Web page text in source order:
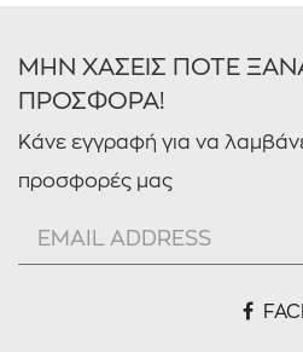
ΜΗΝ ΧΑΣΕΙΣ ΠΟΤΕ
ΠΡΟΣΦΟΡΑ!
Κάνε εγγραφή για να
προσφορές μας